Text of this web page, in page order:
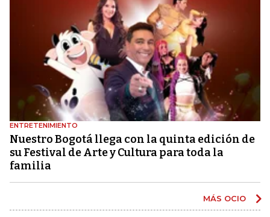
ENTRETENIMIENTO
Nuestro Bogotá llega con la quinta edición de
su Festival de Arte y Cultura para toda la
familia
MÁS OCIO